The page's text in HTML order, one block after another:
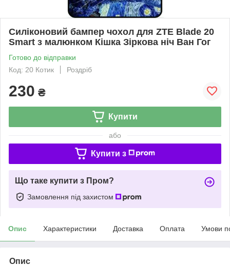
Силіконовий бампер чохол для ZTE Blade 20
Smart з малюнком Кішка Зіркова ніч Ван Гог
Готово до відправки
Код: 20 Котик
Роздріб
230 ₴
Купити
або
Купити з
Що таке купити з Пром?
Замовлення під захистом
Опис Характеристики Доставка Оплата Умови
Опис